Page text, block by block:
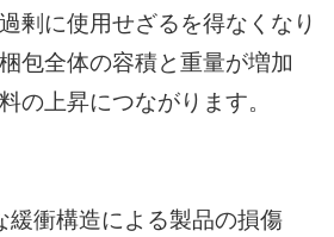
剰に使用せざるを得なくなり
包全体の容積と重量が増加
の上昇につながります。
緩衝構造による製品の損傷